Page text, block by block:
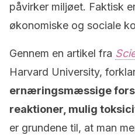
påvirker miljøet. Faktisk
økonomiske og sociale
Gennem en artikel fra
Harvard University,
ernæringsmæssige
reaktioner, mulig
er grundene til, at man